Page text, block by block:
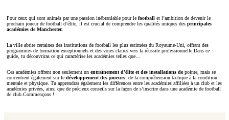
Pour ceux qui sont animés par une passion inébranlable pour le football et l’ambition de devenir le
prochain joueur de football d’élite, il est crucial de comprendre les qualités uniques des principales
académies de Manchester.
La ville abrite certaines des institutions de football les plus estimées du Royaume-Uni, offrant des
programmes de formation exceptionnels et des voies claires vers la réussite professionnelle.Dans ce
guide, tu découvriras ce qui caractérise les académies telles que…
Ces académies offrent non seulement un entraînement d’élite et des installations depointe, mais se
concentrent également sur le développement des joueurs , de la compréhension tactique à la condition
mentale et physique. Tu apprendras également les différences entre les académies affiliées à un club et les
académies privées, ainsi que de précieux conseils sur la façon de s’inscrire dans une académie de football
de club.Commençons !